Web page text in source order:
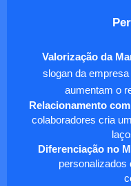
Valorização da
slogan da
aumentam o
Relacionamento
colaboradores cria
Diferenciação no
personalizados